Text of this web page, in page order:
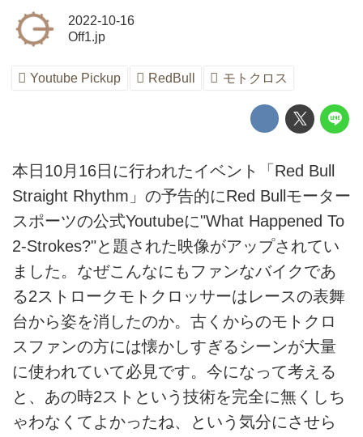
2022-10-16
Off1.jp
Youtube Pickup RedBull モトクロス
本日10月16日に行われたイベント「Red Bull
Straight Rhythm」の予告的にRed Bullモーター
スポーツの公式Youtubeに"What Happened To
2-Strokes?"と題された映像がアップされてい
ました。なぜこんなにもファンなバイクであ
る2ストロークモトクロッサーはレースの表舞
台から姿を消したのか。古くからのモトクロ
スファンの方には懐かしすぎるシーンが大量
に使われていて必見です。今になって考える
と、あの時2ストという技術を完全に無くしち
ゃわなくてよかったね、という気分にさせら